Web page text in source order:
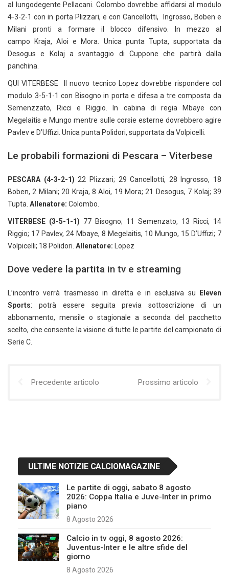
al lungodegente Pellacani. Colombo dovrebbe affidarsi al modulo
4-3-2-1 con in porta Plizzari, e con Cancellotti, Ingrosso, Boben e
Milani pronti a formare il blocco difensivo. In mezzo al
campo Kraja, Aloi e Mora. Unica punta Tupta, supportata da
Desogus e Kolaj a svantaggio di Cuppone che partirà dalla
panchina.
QUI VITERBESE Il nuovo tecnico Lopez dovrebbe rispondere col
modulo 3-5-1-1 con Bisogno in porta e difesa a tre composta da
Semenzzato, Ricci e Riggio. In cabina di regia Mbaye con
Megelaitis e Mungo mentre sulle corsie esterne dovrebbero agire
Pavlev e D’Uffizi. Unica punta Polidori, supportata da Volpicelli.
Le probabili formazioni di Pescara – Viterbese
PESCARA (4-3-2-1) 22 Plizzari; 29 Cancellotti, 28 Ingrosso, 18
Boben, 2 Milani; 20 Kraja, 8 Aloi, 19 Mora; 21 Desogus, 7 Kolaj; 39
Tupta. Allenatore: Colombo.
VITERBESE (3-5-1-1) 77 Bisogno; 11 Semenzato, 13 Ricci, 14
Riggio; 17 Pavlev, 24 Mbaye, 8 Megelaitis, 10 Mungo, 15 D’Uffizi; 7
Volpicelli; 18 Polidori. Allenatore: Lopez
Dove vedere la partita in tv e streaming
L’incontro verrà trasmesso in diretta e in esclusiva su
Eleven
Sports: potrà essere seguita previa sottoscrizione di un
abbonamento, mensile o stagionale a seconda del pacchetto
scelto, che consente la visione di tutte le partite del campionato di
Serie C.
Precedente articolo Prossimo articolo
ULTIME NOTIZIE CALCIOMAGAZINE
Le partite di oggi, sabato 8 agosto
2026: Coppa Italia e Juve-Inter in primo
piano
8 Agosto 2026
Calcio in tv oggi, 8 agosto 2026:
Juventus-Inter e le altre sfide del
giorno
8 Agosto 2026